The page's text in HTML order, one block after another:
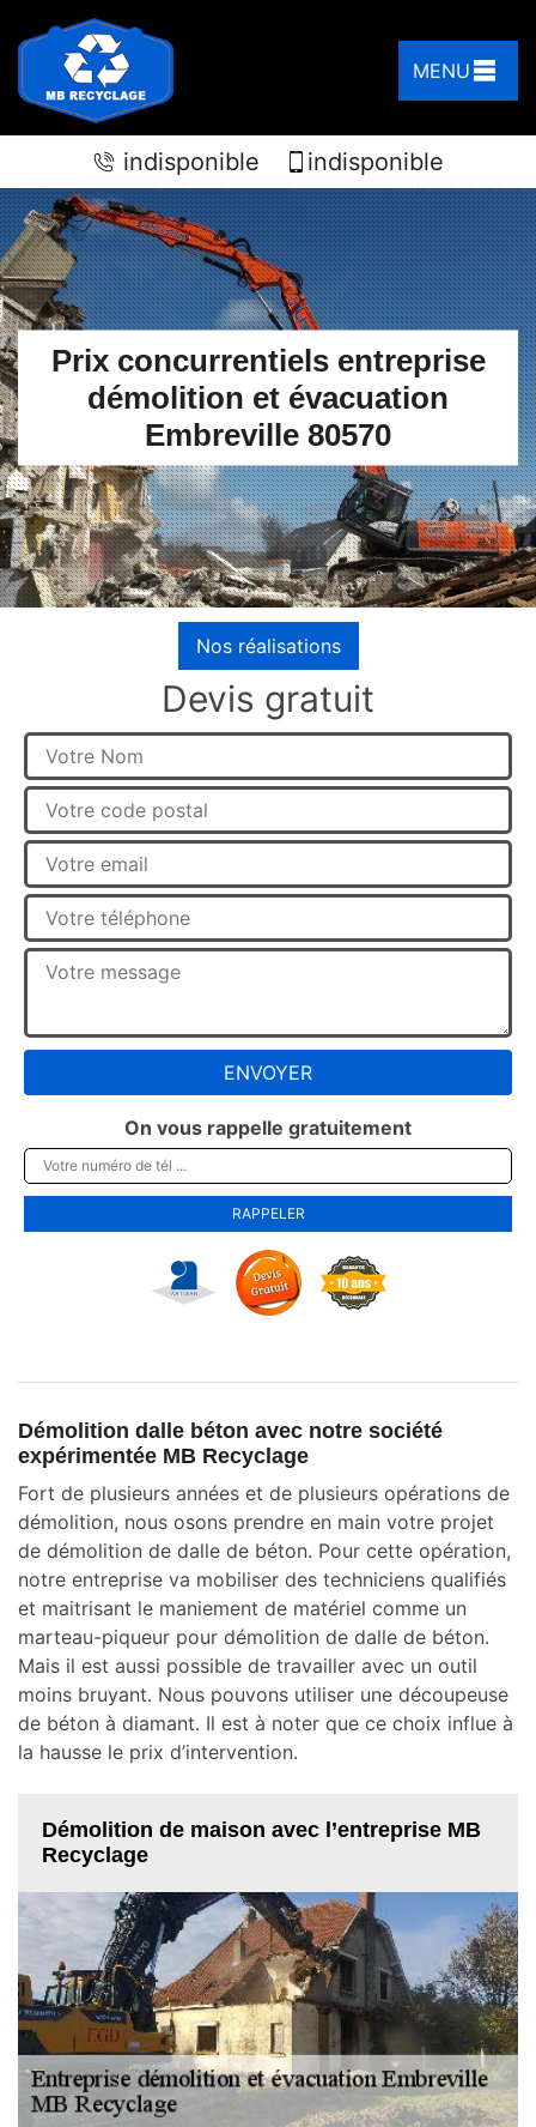
MENU
indisponible indisponible
Prix concurrentiels entreprise
démolition et évacuation
Embreville 80570
Nos réalisations
Devis gratuit
On vous rappelle gratuitement
Démolition dalle béton avec notre société
expérimentée MB Recyclage
Fort de plusieurs années et de plusieurs opérations de
démolition, nous osons prendre en main votre projet
de démolition de dalle de béton. Pour cette opération,
notre entreprise va mobiliser des techniciens qualifiés
et maitrisant le maniement de matériel comme un
marteau-piqueur pour démolition de dalle de béton.
Mais il est aussi possible de travailler avec un outil
moins bruyant. Nous pouvons utiliser une découpeuse
de béton à diamant. Il est à noter que ce choix influe à
la hausse le prix d’intervention.
Démolition de maison avec l’entreprise MB
Recyclage